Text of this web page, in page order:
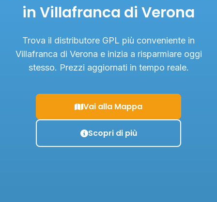
in Villafranca di Verona
Trova il distributore GPL più conveniente in
Villafranca di Verona e inizia a risparmiare oggi
stesso. Prezzi aggiornati in tempo reale.
Vai alla Mappa
Scopri di più